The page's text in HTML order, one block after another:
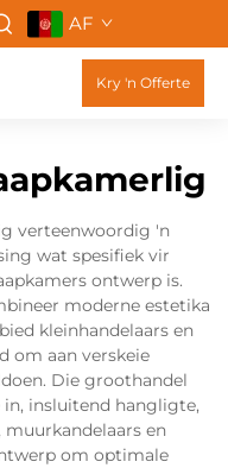
AF
Kry 'n Offerte
verteenwoordig 'n
wat spesifiek vir
ontwerp is.
moderne estetika
kleinhandelaars en
om aan verskeie
Die groothandel
insluitend hangligte,
en
om optimale